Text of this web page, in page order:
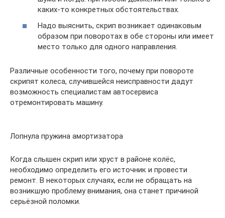
каких-то конкретных обстоятельствах.
Надо выяснить, скрип возникает одинаковым
образом при поворотах в обе стороны или имеет
место только для одного направления.
Различные особенности того, почему при повороте
скрипят колеса, случившейся неисправности дадут
возможность специалистам автосервиса
отремонтировать машину.
Лопнула пружина амортизатора
Когда слышен скрип или хруст в районе колёс,
необходимо определить его источник и провести
ремонт. В некоторых случаях, если не обращать на
возникшую проблему внимания, она станет причиной
серьёзной поломки.